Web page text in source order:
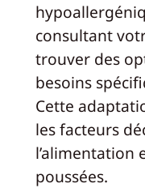
consultant
trouver des
besoins
Cette
les facteurs
l’alimentation
poussées.